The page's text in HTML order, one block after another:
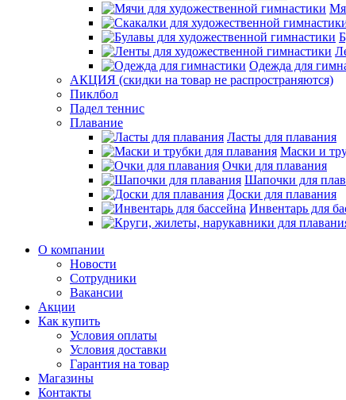
Одежда для
АКЦИЯ (скидки на товар не распространяются)
Пиклбол
Падел теннис
Плавание
Ласты для плавания
Маски и
Очки для плавания
Шапочки для
Доски для плавания
Инвентарь для
О компании
Новости
Сотрудники
Вакансии
Акции
Как купить
Условия оплаты
Условия доставки
Гарантия на товар
Магазины
Контакты